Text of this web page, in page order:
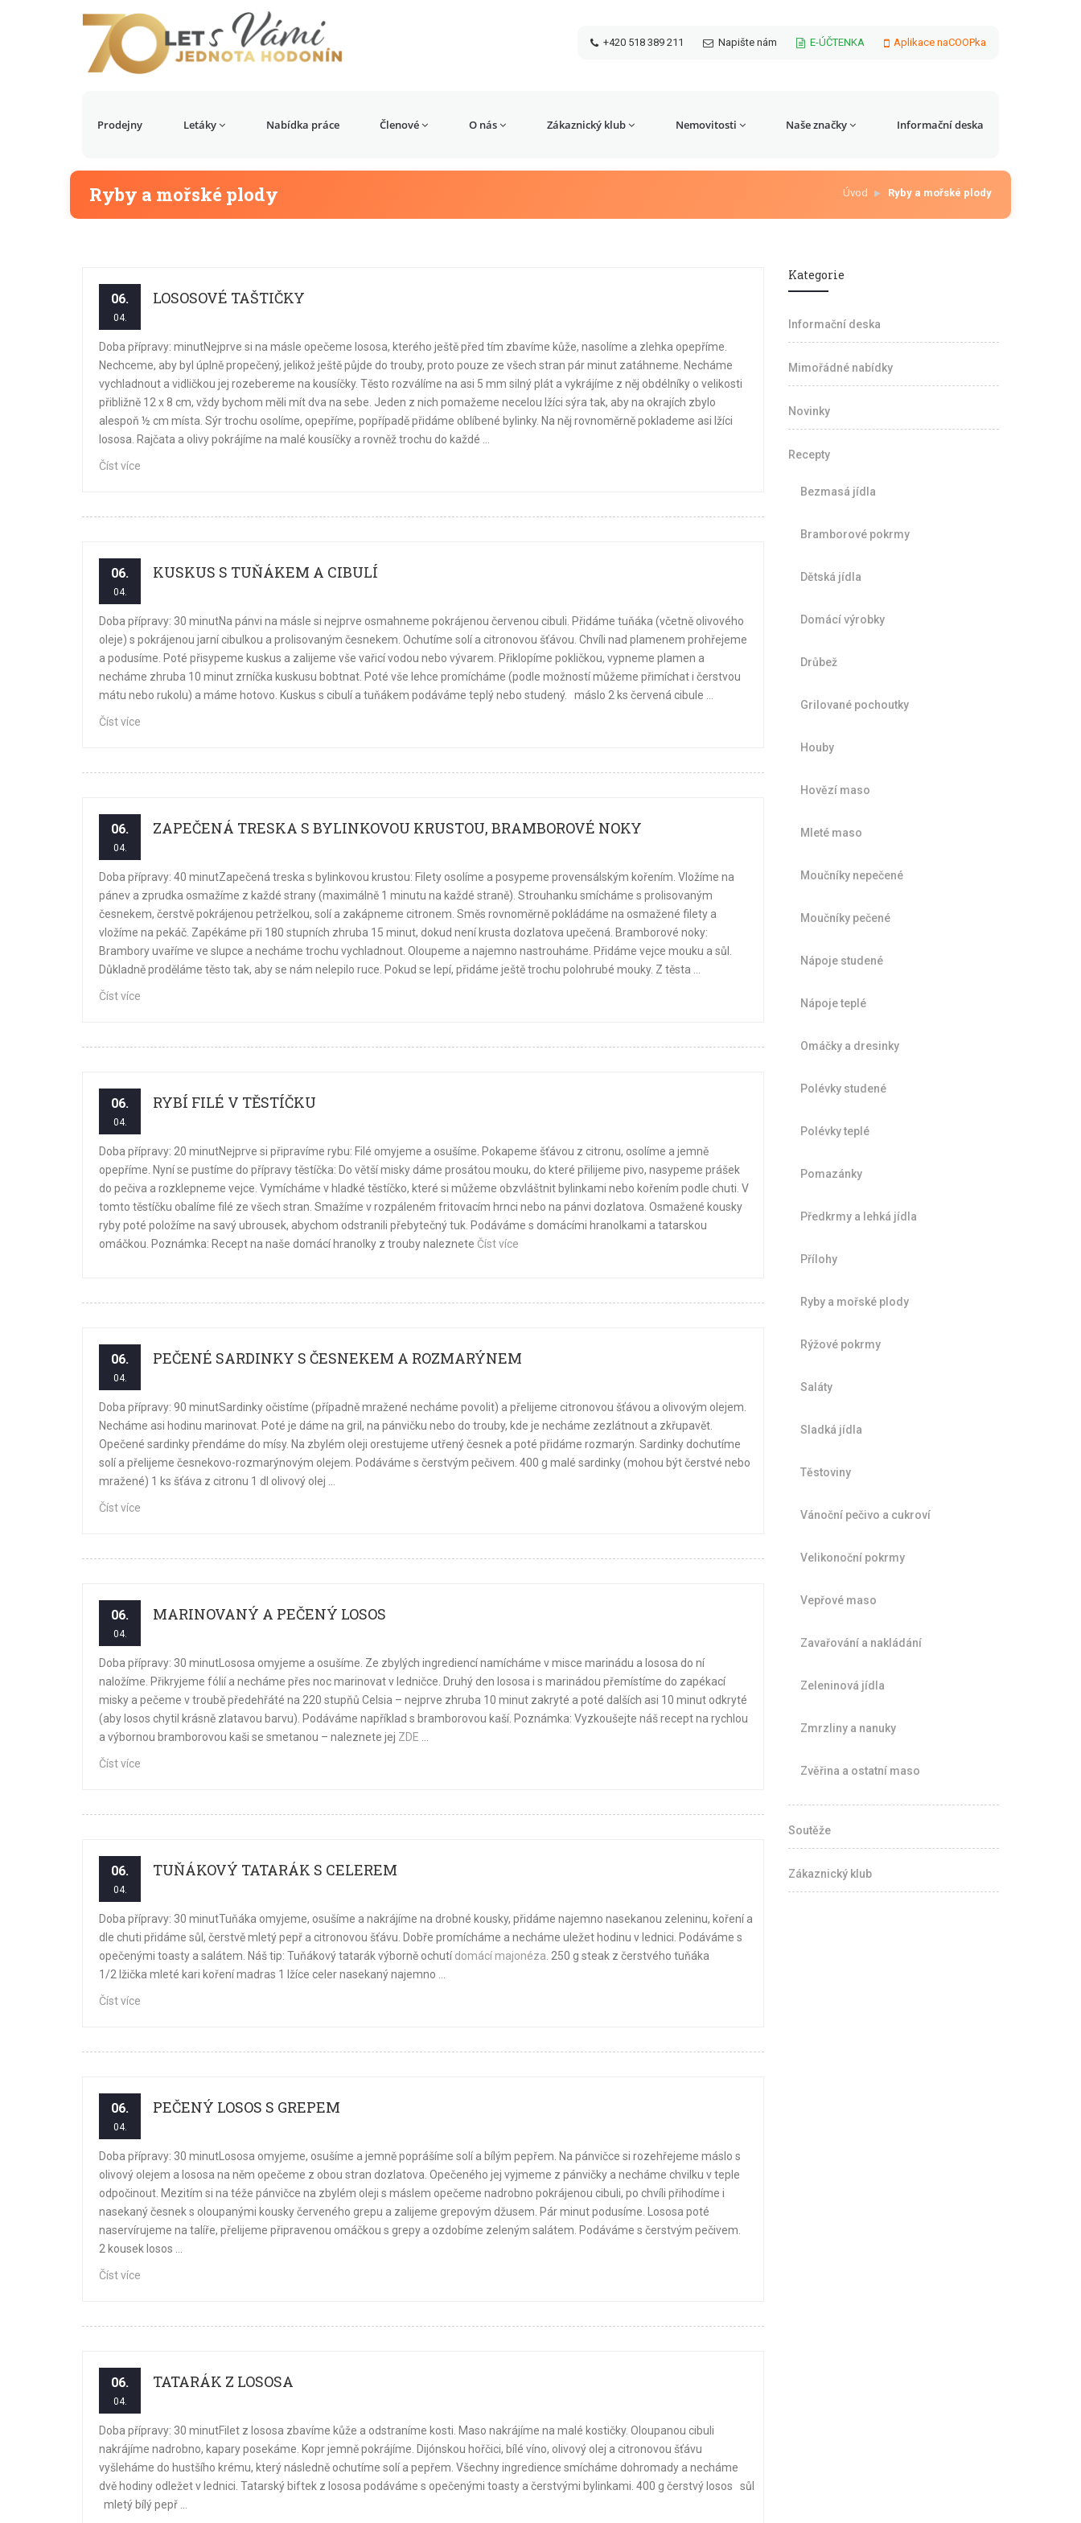
+420 518 389 211 Napište nám E-ÚČTENKA Aplikace naCOOPka
Prodejny Letáky Nabídka práce Členové O nás Zákaznický klub Nemovitosti Naše značky Informační deska
Ryby a mořské plody Úvod Ryby a mořské plody
06.
04.
LOSOSOVÉ TAŠTIČKY
Doba přípravy: minutNejprve si na másle opečeme lososa, kterého ještě před tím zbavíme kůže, nasolíme a zlehka opepříme.
Nechceme, aby byl úplně propečený, jelikož ještě půjde do trouby, proto pouze ze všech stran pár minut zatáhneme. Necháme
vychladnout a vidličkou jej rozebereme na kousíčky. Těsto rozválíme na asi 5 mm silný plát a vykrájíme z něj obdélníky o velikosti
přibližně 12 x 8 cm, vždy bychom měli mít dva na sebe. Jeden z nich pomažeme necelou lžíci sýra tak, aby na okrajích zbylo
alespoň ½ cm místa. Sýr trochu osolíme, opepříme, popřípadě přidáme oblíbené bylinky. Na něj rovnoměrně poklademe asi lžíci
lososa. Rajčata a olivy pokrájíme na malé kousíčky a rovněž trochu do každé ...
Číst více
06.
04.
KUSKUS S TUŇÁKEM A CIBULÍ
Doba přípravy: 30 minutNa pánvi na másle si nejprve osmahneme pokrájenou červenou cibuli. Přidáme tuňáka (včetně olivového
oleje) s pokrájenou jarní cibulkou a prolisovaným česnekem. Ochutíme solí a citronovou šťávou. Chvíli nad plamenem prohřejeme
a podusíme. Poté přisypeme kuskus a zalijeme vše vařicí vodou nebo vývarem. Přiklopíme pokličkou, vypneme plamen a
necháme zhruba 10 minut zrníčka kuskusu bobtnat. Poté vše lehce promícháme (podle možností můžeme přimíchat i čerstvou
mátu nebo rukolu) a máme hotovo. Kuskus s cibulí a tuňákem podáváme teplý nebo studený. máslo 2 ks červená cibule ...
Číst více
06.
04.
ZAPEČENÁ TRESKA S BYLINKOVOU KRUSTOU, BRAMBOROVÉ NOKY
Doba přípravy: 40 minutZapečená treska s bylinkovou krustou: Filety osolíme a posypeme provensálským kořením. Vložíme na
pánev a zprudka osmažíme z každé strany (maximálně 1 minutu na každé straně). Strouhanku smícháme s prolisovaným
česnekem, čerstvě pokrájenou petrželkou, solí a zakápneme citronem. Směs rovnoměrně pokládáme na osmažené filety a
vložíme na pekáč. Zapékáme při 180 stupních zhruba 15 minut, dokud není krusta dozlatova upečená. Bramborové noky:
Brambory uvaříme ve slupce a necháme trochu vychladnout. Oloupeme a najemno nastrouháme. Přidáme vejce mouku a sůl.
Důkladně proděláme těsto tak, aby se nám nelepilo ruce. Pokud se lepí, přidáme ještě trochu polohrubé mouky. Z těsta ...
Číst více
06.
04.
RYBÍ FILÉ V TĚSTÍČKU
Doba přípravy: 20 minutNejprve si připravíme rybu: Filé omyjeme a osušíme. Pokapeme šťávou z citronu, osolíme a jemně
opepříme. Nyní se pustíme do přípravy těstíčka: Do větší misky dáme prosátou mouku, do které přilijeme pivo, nasypeme prášek
do pečiva a rozklepneme vejce. Vymícháme v hladké těstíčko, které si můžeme obzvláštnit bylinkami nebo kořením podle chuti. V
tomto těstíčku obalíme filé ze všech stran. Smažíme v rozpáleném fritovacím hrnci nebo na pánvi dozlatova. Osmažené kousky
ryby poté položíme na savý ubrousek, abychom odstranili přebytečný tuk. Podáváme s domácími hranolkami a tatarskou
omáčkou. Poznámka: Recept na naše domácí hranolky z trouby naleznete Číst více
06.
04.
PEČENÉ SARDINKY S ČESNEKEM A ROZMARÝNEM
Doba přípravy: 90 minutSardinky očistíme (případně mražené necháme povolit) a přelijeme citronovou šťávou a olivovým olejem.
Necháme asi hodinu marinovat. Poté je dáme na gril, na pánvičku nebo do trouby, kde je necháme zezlátnout a zkřupavět.
Opečené sardinky přendáme do mísy. Na zbylém oleji orestujeme utřený česnek a poté přidáme rozmarýn. Sardinky dochutíme
solí a přelijeme česnekovo-rozmarýnovým olejem. Podáváme s čerstvým pečivem. 400 g malé sardinky (mohou být čerstvé nebo
mražené) 1 ks šťáva z citronu 1 dl olivový olej ...
Číst více
06.
04.
MARINOVANÝ A PEČENÝ LOSOS
Doba přípravy: 30 minutLososa omyjeme a osušíme. Ze zbylých ingrediencí namícháme v misce marinádu a lososa do ní
naložíme. Přikryjeme fólií a necháme přes noc marinovat v ledničce. Druhý den lososa i s marinádou přemístíme do zapékací
misky a pečeme v troubě předehřáté na 220 stupňů Celsia – nejprve zhruba 10 minut zakryté a poté dalších asi 10 minut odkryté
(aby losos chytil krásně zlatavou barvu). Podáváme například s bramborovou kaší. Poznámka: Vyzkoušejte náš recept na rychlou
a výbornou bramborovou kaši se smetanou – naleznete jej ZDE
Číst více
06.
04.
TUŇÁKOVÝ TATARÁK S CELEREM
Doba přípravy: 30 minutTuňáka omyjeme, osušíme a nakrájíme na drobné kousky, přidáme najemno nasekanou zeleninu, koření a
dle chuti přidáme sůl, čerstvě mletý pepř a citronovou šťávu. Dobře promícháme a necháme uležet hodinu v lednici. Podáváme s
opečenými toasty a salátem. Náš tip: Tuňákový tatarák výborně ochutídomácí majonéza . 250 g steak z čerstvého tuňáka
1/2 lžička mleté kari koření madras 1 lžíce celer nasekaný najemno ...
Číst více
06.
04.
PEČENÝ LOSOS S GREPEM
Doba přípravy: 30 minutLososa omyjeme, osušíme a jemně poprášíme solí a bílým pepřem. Na pánvičce si rozehřejeme máslo s
olivový olejem a lososa na něm opečeme z obou stran dozlatova. Opečeného jej vyjmeme z pánvičky a necháme chvilku v teple
odpočinout. Mezitím si na téže pánvičce na zbylém oleji s máslem opečeme nadrobno pokrájenou cibuli, po chvíli přihodíme i
nasekaný česnek s oloupanými kousky červeného grepu a zalijeme grepovým džusem. Pár minut podusíme. Lososa poté
naservírujeme na talíře, přelijeme připravenou omáčkou s grepy a ozdobíme zeleným salátem. Podáváme s čerstvým pečivem.
2 kousek losos ...
Číst více
06.
04.
TATARÁK Z LOSOSA
Doba přípravy: 30 minutFilet z lososa zbavíme kůže a odstraníme kosti. Maso nakrájíme na malé kostičky. Oloupanou cibuli
nakrájíme nadrobno, kapary posekáme. Kopr jemně pokrájíme. Dijónskou hořčici, bílé víno, olivový olej a citronovou šťávu
vyšleháme do hustšího krému, který následně ochutíme solí a pepřem. Všechny ingredience smícháme dohromady a necháme
dvě hodiny odležet v lednici. Tatarský biftek z lososa podáváme s opečenými toasty a čerstvými bylinkami. 400 g čerstvý losos sůl
mletý bílý pepř ...
Kategorie
Informační deska
Mimořádné nabídky
Novinky
Recepty
Bezmasá jídla
Bramborové pokrmy
Dětská jídla
Domácí výrobky
Drůbež
Grilované pochoutky
Houby
Hovězí maso
Mleté maso
Moučníky nepečené
Moučníky pečené
Nápoje studené
Nápoje teplé
Omáčky a dresinky
Polévky studené
Polévky teplé
Pomazánky
Předkrmy a lehká jídla
Přílohy
Ryby a mořské plody
Rýžové pokrmy
Saláty
Sladká jídla
Těstoviny
Vánoční pečivo a cukroví
Velikonoční pokrmy
Vepřové maso
Zavařování a nakládání
Zeleninová jídla
Zmrzliny a nanuky
Zvěřina a ostatní maso
Soutěže
Zákaznický klub